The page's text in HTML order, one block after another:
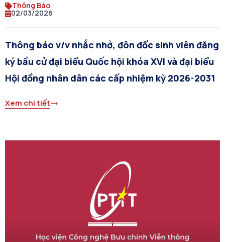
Thông Báo
02/03/2026
Thông báo v/v nhắc nhở, đôn đốc sinh viên đăng
ký bầu cử đại biểu Quốc hội khóa XVI và đại biểu
Hội đồng nhân dân các cấp nhiệm kỳ 2026-2031
Xem chi tiết